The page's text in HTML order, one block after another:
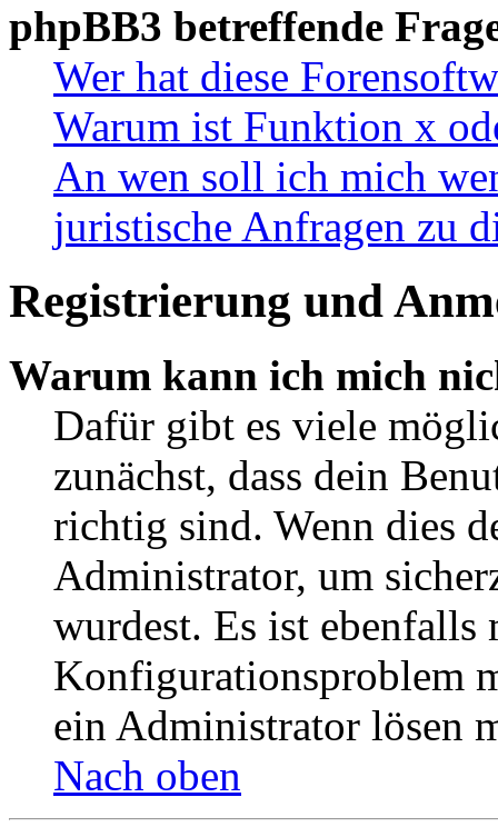
phpBB3 betreffende
Wer hat diese
Warum ist Funktion x
An wen soll ich mich
juristische Anfragen zu
Registrierung und
Warum kann ich mich
Dafür gibt es viele
zunächst, dass dein
richtig sind. Wenn dies
Administrator, um
wurdest. Es ist ebenfalls
Konfigurationsproblem
ein Administrator lösen
Nach oben